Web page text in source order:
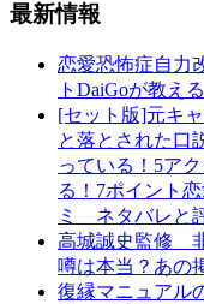
最新情報
恋愛恐怖症自力
トDaiGoが教え
[セット版]元キ
と落とされた口
っている！5ア
る！7ポイント
ミ ネタバレと
高城誠史監修
噂は本当？あの
復縁マニュアル